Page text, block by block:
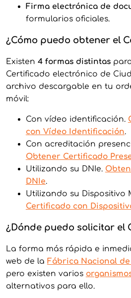
Firma electrónica de
formularios oficiales.
¿Cómo puedo obtener el
Existen 4 formas distintas
Certificado electrónico de
archivo descargable en tu
móvil:
Con vídeo identificación.
con Vídeo Identificación.
Con acreditación
Obtener Certificado
Utilizando su DNIe.
DNIe.
Utilizando su Dispositivo
Certificado con
¿Dónde puedo solicitar el
La forma más rápida e
web de la Fábrica Nacional
pero existen varios
alternativos para ello.